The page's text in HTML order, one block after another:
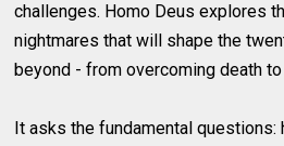
challenges. Homo Deus explores
nightmares that will shape the
beyond - from overcoming death
It asks the fundamental questions: